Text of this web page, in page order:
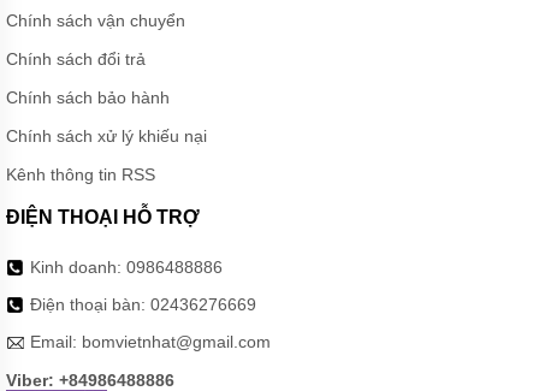
Chính sách vận chuyển
Chính sách đổi trả
Chính sách bảo hành
Chính sách xử lý khiếu nại
Kênh thông tin RSS
ĐIỆN THOẠI HỖ TRỢ
Kinh doanh: 0986488886
Điện thoại bàn: 02436276669
Email: bomvietnhat@gmail.com
Viber: +84986488886